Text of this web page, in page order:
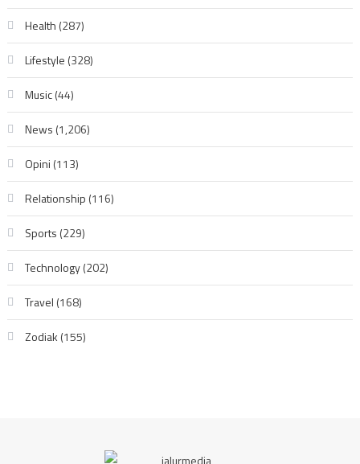
Health (287)
Lifestyle (328)
Music(44)
News (1,206)
Opini (113)
Relationship (116)
Sports (229)
Technology(202)
Travel (168)
Zodiak (155)